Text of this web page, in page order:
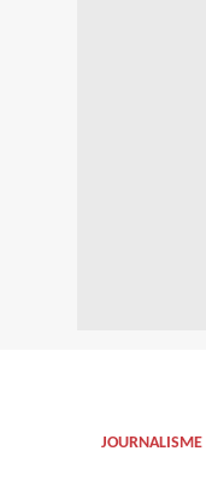
JOURNALISME